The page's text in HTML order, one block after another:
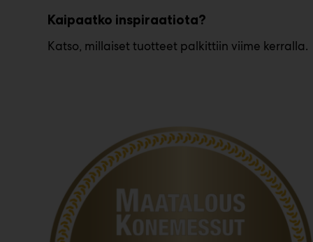
Kaipaatko inspiraatiota?
Katso, millaiset tuotteet palkittiin viime kerralla.